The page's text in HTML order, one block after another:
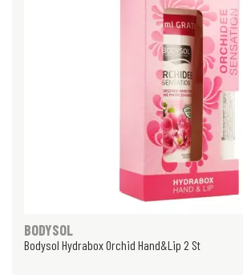
BODYSOL
Bodysol Hydrabox Orchid Hand&Lip 2 St